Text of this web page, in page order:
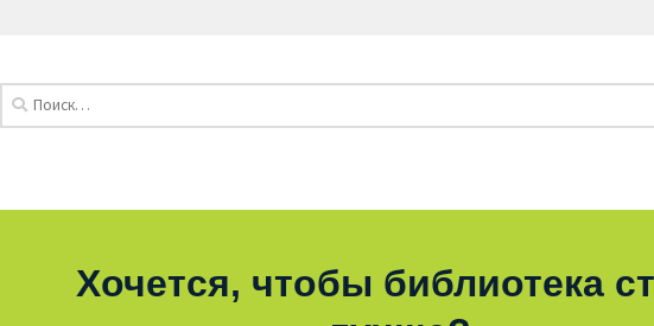
Хочется, чтобы библиотека